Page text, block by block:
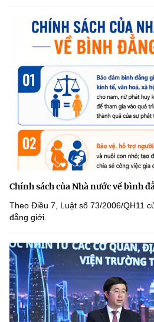
Chính sách của Nhà nước về bình
Theo Điều 7, Luật số 73/2006/QH11
đẳng giới.